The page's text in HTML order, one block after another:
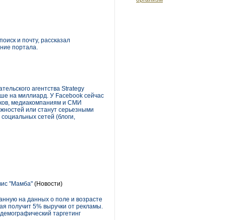
и почту, рассказал
портала.
агентства Strategy
на миллиард. У Facebook сейчас
медиакомпаниям и СМИ
или станут серьезными
сетей (блоги,
"Мамба" (Новости)
на данных о поле и возрасте
получит 5% выручки от рекламы.
таргетинг